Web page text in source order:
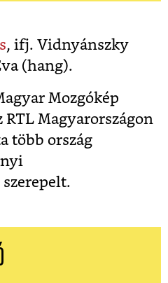
, ifj. Vidnyánszky
(hang).
Mozgókép
Magyarországon
több ország